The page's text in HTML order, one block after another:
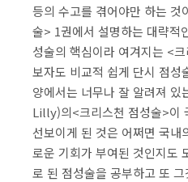
등의 수고를 겪어야만 하는 것
술> 1권에서 설명하는 대략적
성술의 핵심이라 여겨지는 <
보자도 비교적 쉽게 단시 점성
양에서는 너무나 잘 알려져
Lilly)의<크리스천 점성술>이
선보이게 된 것은 어쩌면 국내
로운 기회가 부여된 것인지도
로 된 점성술을 공부하고 또